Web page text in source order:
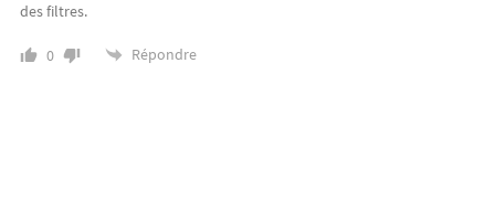
des filtres.
0 Répondre